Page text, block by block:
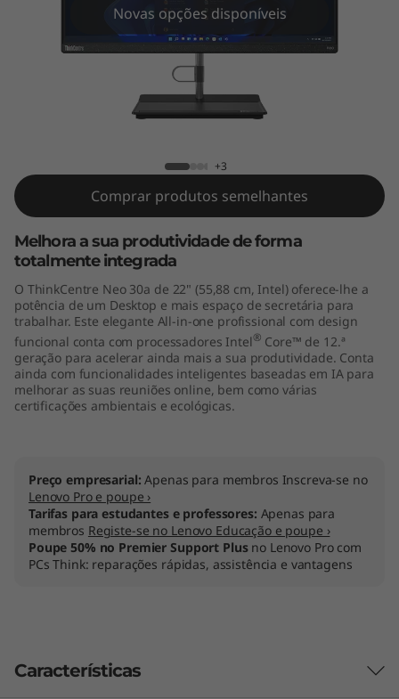
A
n
2
ThinkCentre Neo 30a All-in-One de (22"
Novas opções disponíveis
+3
Comprar produtos semelhantes
Melhora a sua produtividade de forma
totalmente integrada
O ThinkCentre Neo 30a de 22" (55,88 cm, Intel) oferece-lhe a
potência de um Desktop e mais espaço de secretária para
trabalhar. Este elegante All-in-one profissional com design
funcional conta com processadores Intel® Core™ de 12.ª
geração para acelerar ainda mais a sua produtividade. Conta
ainda com funcionalidades inteligentes baseadas em IA para
melhorar as suas reuniões online, bem como várias
certificações ambientais e ecológicas.
Preço empresarial:Apenas para membros Inscreva-se no
Lenovo Pro e poupe ›
Tarifas para estudantes e professores: Apenas para
membros Registe-se no Lenovo Educação e poupe ›
Poupe 50% no Premier Support Plusno Lenovo Pro com
PCs Think: reparações rápidas, assistência e vantagens
Características